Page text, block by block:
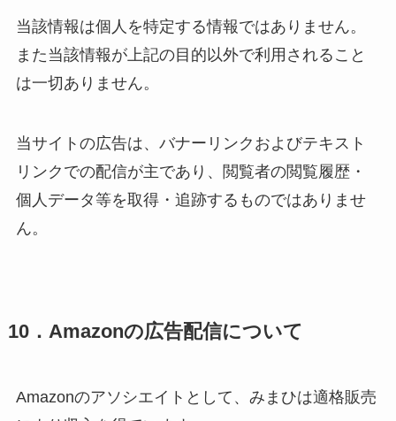
当該情報は個人を特定する情報ではありません。
また当該情報が上記の目的以外で利用されること
は一切ありません。
当サイトの広告は、バナーリンクおよびテキスト
リンクでの配信が主であり、閲覧者の閲覧履歴・
個人データ等を取得・追跡するものではありませ
ん。
10．Amazonの広告配信について
Amazonのアソシエイトとして、みまひは適格販売